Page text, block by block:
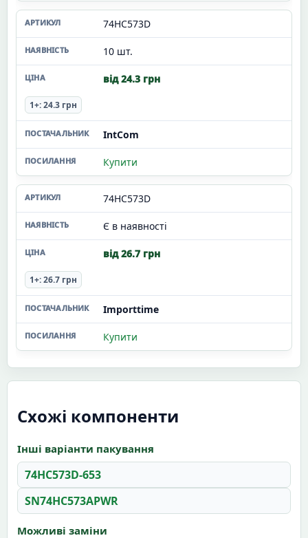
74HC573D
10 шт.
від 24.3 грн
1+: 24.3 грн
IntCom
Купити
74HC573D
Є в наявності
від 26.7 грн
1+: 26.7 грн
Importtime
Купити
Схожі компоненти
Інші варіанти пакування
74HC573D-653
SN74HC573APWR
Можливі заміни